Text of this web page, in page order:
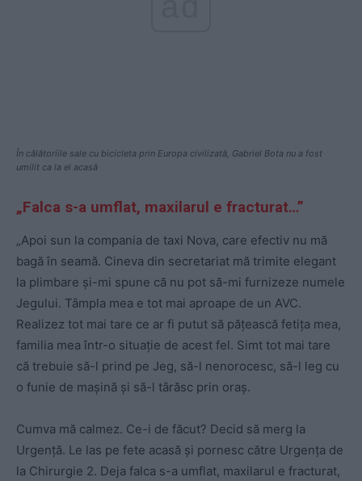
În călătoriile sale cu bicicleta prin Europa civilizată, Gabriel Bota nu a fost
umilit ca la el acasă
„Falca s-a umflat, maxilarul e fracturat…”
„Apoi sun la compania de taxi Nova, care efectiv nu mă
bagă în seamă. Cineva din secretariat mă trimite elegant
la plimbare și-mi spune că nu pot să-mi furnizeze numele
Jegului. Tâmpla mea e tot mai aproape de un AVC.
Realizez tot mai tare ce ar fi putut să pățească fetița mea,
familia mea într-o situație de acest fel. Simt tot mai tare
că trebuie să-l prind pe Jeg, să-l nenorocesc, să-l leg cu
o funie de mașină și să-l târăsc prin oraș.
Cumva mă calmez. Ce-i de făcut? Decid să merg la
Urgență. Le las pe fete acasă și pornesc către Urgența de
la Chirurgie 2. Deja falca s-a umflat, maxilarul e fracturat,